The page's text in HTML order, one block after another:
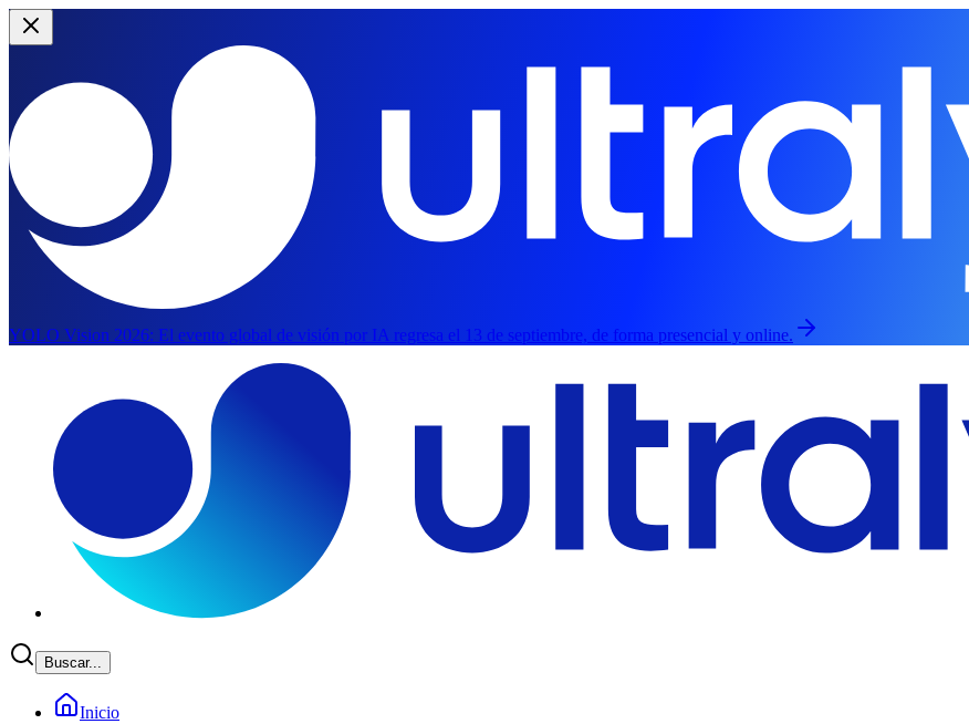
YOLO Vision 2026: El evento global de visión por IA regresa el 13 de septiembre, de forma presencial y online.
Buscar...
Inicio